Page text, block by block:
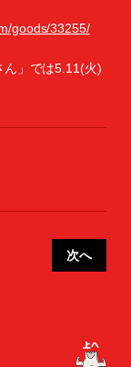
goods/33255/
」では5.11(火)
次へ